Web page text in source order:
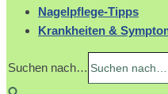
Nagelpflege-Tipps
Krankheiten &
Suchen nach…